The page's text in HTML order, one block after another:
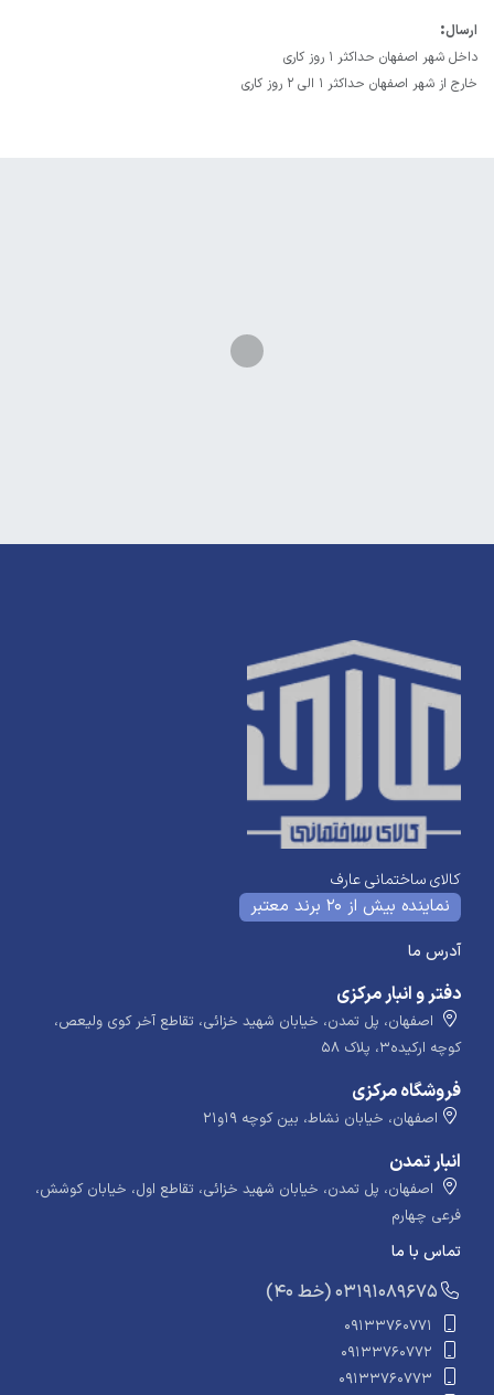
ارسال:
داخل شهر اصفهان حداکثر 1 روز کاری
خارج از شهر اصفهان حداکثر 1 الی 2 روز کاری
کالای ساختمانی عارف
نماینده بیش از 20 برند معتبر
آدرس ما
دفتر و انبار مرکزی
اصفهان، پل تمدن، خیابان شهید خزائی، تقاطع آخر کوی ولیعص،
کوچه ارکیده۳، پلاک ۵۸
فروشگاه مرکزی
اصفهان، خیابان نشاط، بین کوچه ۱۹و۲۱
انبار تمدن
اصفهان، پل تمدن، خیابان شهید خزائی، تقاطع اول، خیابان کوشش،
فرعی چهارم
تماس با ما
​​​ (40 خط) 03191089675
09133760771
09133760772
09133760773